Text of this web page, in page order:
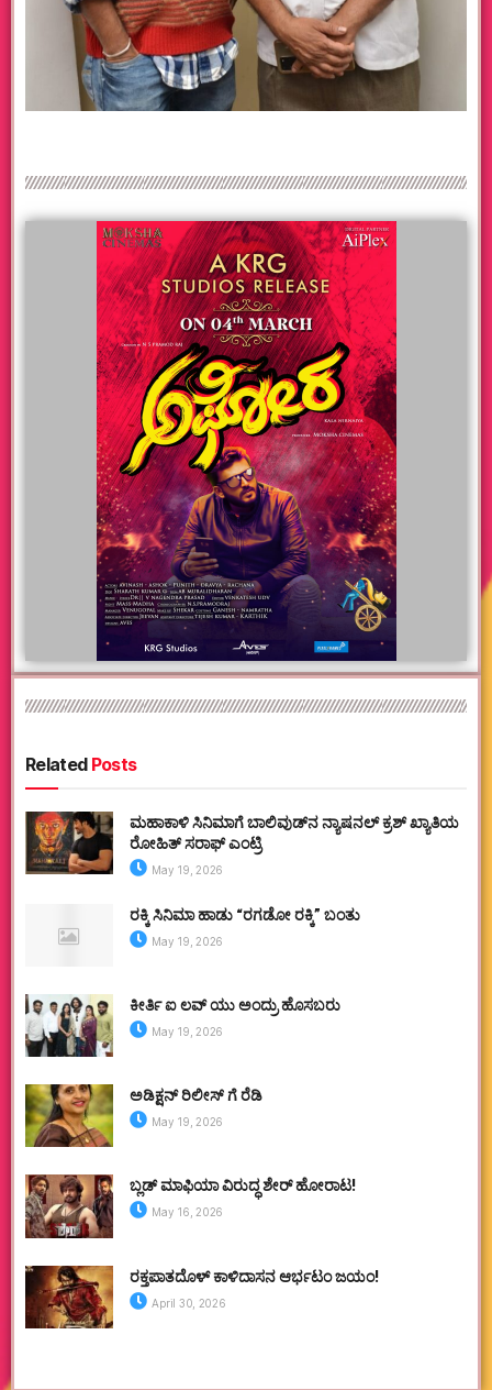
RelatedPosts
ಮಹಾಕಾಳಿ ಸಿನಿಮಾಗೆ ಬಾಲಿವುಡ್‌ನ ನ್ಯಾಷನಲ್ ಕ್ರಶ್ ಖ್ಯಾತಿಯ
ರೋಹಿತ್ ಸರಾಫ್ ಎಂಟ್ರಿ
May 19, 2026
ರಕ್ಕಿ ಸಿನಿಮಾ ಹಾಡು “ರಗಡೋ ರಕ್ಕಿ” ಬಂತು
May 19, 2026
ಕೀರ್ತಿ ಐ ಲವ್ ಯು ಅಂದ್ರು ಹೊಸಬರು
May 19, 2026
ಅಡಿಕ್ಷನ್ ರಿಲೀಸ್ ಗೆ ರೆಡಿ
May 19, 2026
ಬ್ಲಡ್ ಮಾಫಿಯಾ ವಿರುದ್ಧ ಶೇರ್ ಹೋರಾಟ!
May 16, 2026
ರಕ್ತಪಾತದೊಳ್ ಕಾಳಿದಾಸನ ಆರ್ಭಟಂ ಜಯಂ!
April 30, 2026